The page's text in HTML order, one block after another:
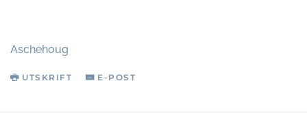
Aschehoug
UTSKRIFT E-POST